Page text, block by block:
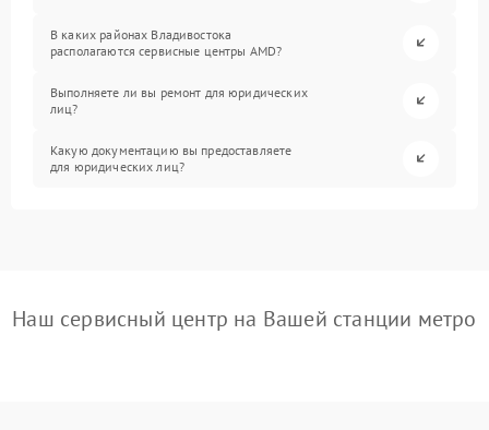
В каких районах Владивостока
располагаются сервисные центры AMD?
Выполняете ли вы ремонт для юридических
лиц?
Какую документацию вы предоставляете
для юридических лиц?
Наш сервисный центр на Вашей станции метро